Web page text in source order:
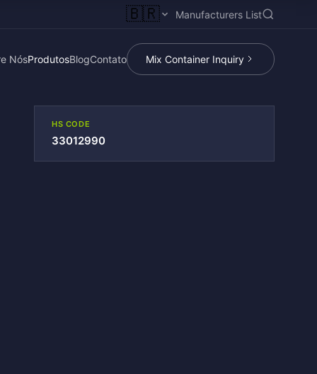
🇧🇷 Manufacturers List
NósProdutosBlogContato Mix Container Inquiry
HS CODE
33012990